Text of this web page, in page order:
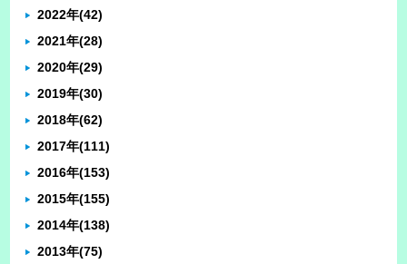
2022年(42)
2021年(28)
2020年(29)
2019年(30)
2018年(62)
2017年(111)
2016年(153)
2015年(155)
2014年(138)
2013年(75)